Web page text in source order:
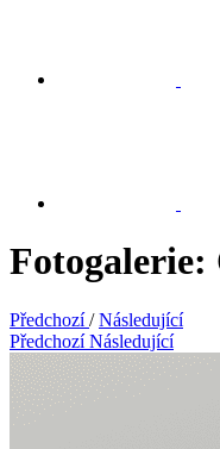
Fotogalerie:
Předchozí / Následující
Předchozí Následující